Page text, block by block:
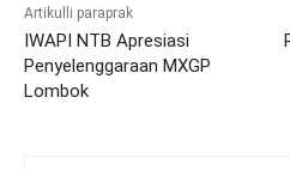
Artikulli paraprak
IWAPI NTB Apresiasi
Penyelenggaraan MXGP
Lombok